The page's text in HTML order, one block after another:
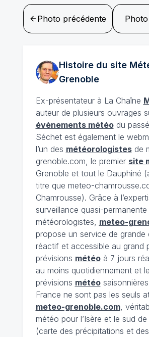
Photo précédente
Histoire du site
Grenoble
Ex-présentateur à La Chaîne
auteur de plusieurs ouvrages
évènements météodu
Séchet est également le
l’un des météorologistesde
grenoble.com, le premier site
Grenoble et tout le Dauphiné
titre que meteo-
Chamrousse). Grâce à
surveillance quasi-permanente
météorologistes, meteo-
propose un service de grande
réactif et accessible au grand
prévisions météoà 7 jours
au moins quotidiennement et
prévisions météo
France ne sont pas les seuls
meteo-grenoble.com,
météo pour l’Isère et le sud
(carte des précipitations et des